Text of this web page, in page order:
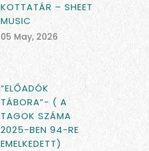
KOTTATÁR – SHEET
MUSIC
05 May, 2026
“ELŐADÓK
TÁBORA”- ( A
TAGOK SZÁMA
2025-BEN 94-RE
EMELKEDETT)